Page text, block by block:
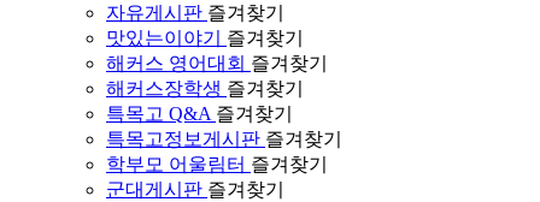
자유게시판 즐겨찾기
맛있는이야기
즐겨찾기
해커스 영어대회 즐겨찾기
해커스장학생 즐겨찾기
특목고 Q&A 즐겨찾기
특목고정보게시판 즐겨찾기
학부모 어울림터 즐겨찾기
군대게시판 즐겨찾기